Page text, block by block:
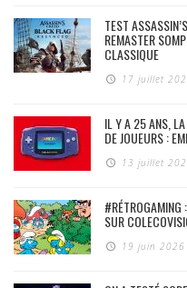
TEST
REMASTER
CLASSIQUE
17 juillet
IL Y A 25 ANS,
DE JOUEURS :
13 juillet
#RÉTROGAMING
SUR
19 juin